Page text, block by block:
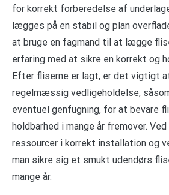
for korrekt forberedelse af
lægges på en stabil og plan
at bruge en fagmand til at lægge
erfaring med at sikre en korrekt og
Efter fliserne er lagt, er det vigtigt
regelmæssig vedligeholdelse,
eventuel genfugning, for at bevare
holdbarhed i mange år fremover.
ressourcer i korrekt installation og
man sikre sig et smukt udendørs
mange år.